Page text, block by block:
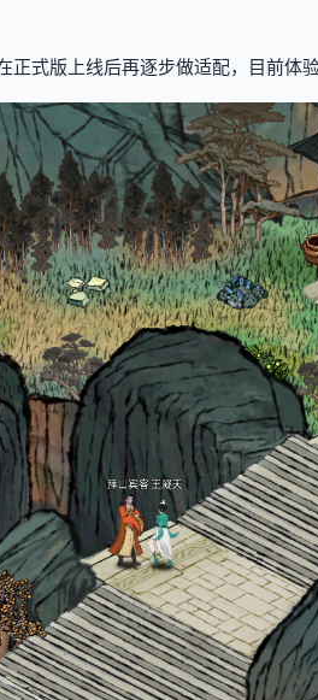
正式版上线后再逐步做适配，目前体